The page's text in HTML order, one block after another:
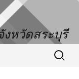
งหวัดสระบุรี